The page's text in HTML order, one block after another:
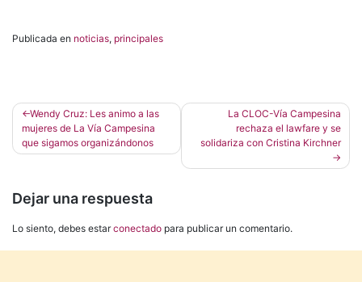
Publicada en noticias, principales
Navegación
de
entradas
Wendy Cruz: Les animo a las
mujeres de La Vía Campesina
que sigamos organizándonos
La CLOC-Vía Campesina
rechaza el lawfare y se
solidariza con Cristina Kirchner
Dejar una respuesta
Lo siento, debes estarconectado para publicar un comentario.